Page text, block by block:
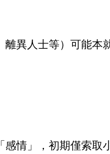
離異人士等）可能本
感情」，初期僅索取